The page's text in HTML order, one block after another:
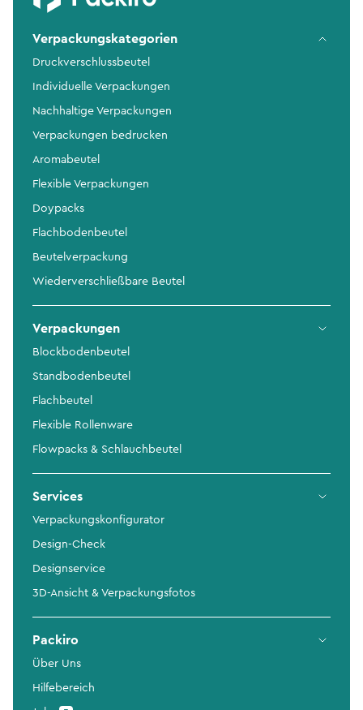
Verpackungskategorien
Druckverschlussbeutel
Individuelle Verpackungen
Nachhaltige Verpackungen
Verpackungen bedrucken
Aromabeutel
Flexible Verpackungen
Doypacks
Flachbodenbeutel
Beutelverpackung
Wiederverschließbare Beutel
Verpackungen
Blockbodenbeutel
Standbodenbeutel
Flachbeutel
Flexible Rollenware
Flowpacks & Schlauchbeutel
Services
Verpackungskonfigurator
Design-Check
Designservice
3D-Ansicht & Verpackungsfotos
Packiro
Über Uns
Hilfebereich